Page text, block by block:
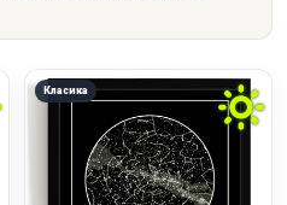
Класика